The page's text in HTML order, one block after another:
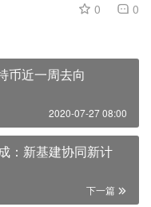
0 0
币近一周去向
2020-07-27 08:00
：新基建协同新计
下一篇